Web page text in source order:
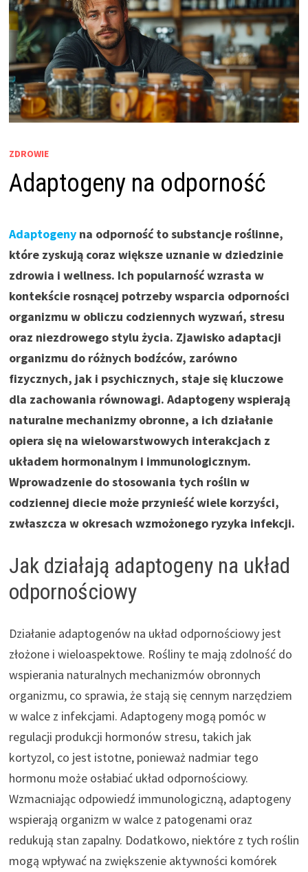
ZDROWIE
Adaptogeny na odporność
Adaptogenyna odporność to substancje roślinne,
które zyskują coraz większe uznanie w dziedzinie
zdrowia i wellness. Ich popularność wzrasta w
kontekście rosnącej potrzeby wsparcia odporności
organizmu w obliczu codziennych wyzwań, stresu
oraz niezdrowego stylu życia. Zjawisko adaptacji
organizmu do różnych bodźców, zarówno
fizycznych, jak i psychicznych, staje się kluczowe
dla zachowania równowagi. Adaptogeny wspierają
naturalne mechanizmy obronne, a ich działanie
opiera się na wielowarstwowych interakcjach z
układem hormonalnym i immunologicznym.
Wprowadzenie do stosowania tych roślin w
codziennej diecie może przynieść wiele korzyści,
zwłaszcza w okresach wzmożonego ryzyka infekcji.
Jak działają adaptogeny na układ
odpornościowy
Działanie adaptogenów na układ odpornościowy jest
złożone i wieloaspektowe. Rośliny te mają zdolność do
wspierania naturalnych mechanizmów obronnych
organizmu, co sprawia, że stają się cennym narzędziem
w walce z infekcjami. Adaptogeny mogą pomóc w
regulacji produkcji hormonów stresu, takich jak
kortyzol, co jest istotne, ponieważ nadmiar tego
hormonu może osłabiać układ odpornościowy.
Wzmacniając odpowiedź immunologiczną, adaptogeny
wspierają organizm w walce z patogenami oraz
redukują stan zapalny. Dodatkowo, niektóre z tych roślin
mogą wpływać na zwiększenie aktywności komórek